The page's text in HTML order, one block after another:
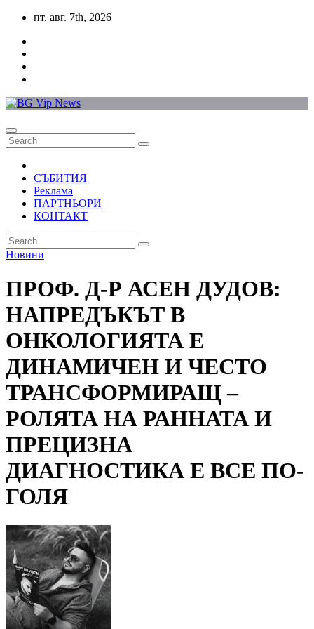
Skip
content
пт. авг. 7th, 2026
СЪБИТИЯ
Реклама
ПАРТНЬОРИ
КОНТАКТ
Новини
ПРОФ. Д-Р АСЕН ДУДОВ:
НАПРЕДЪКЪТ В
ОНКОЛОГИЯТА Е
ДИНАМИЧЕН И ЧЕСТО
ТРАНСФОРМИРАЩ –
РОЛЯТА НА РАННАТА И
ПРЕЦИЗНА
ДИАГНОСТИКА Е ВСЕ ПО-
ГОЛЯ